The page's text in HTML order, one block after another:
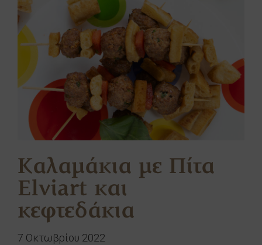
Καλαμάκια με Πίτα
Elviart και
κεφτεδάκια
7 Οκτωβρίου 2022